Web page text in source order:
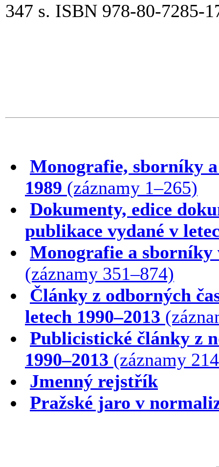
347 s. ISBN 978-80-7285-
Monografie, sborníky
1989 (záznamy 1–265)
Dokumenty, edice
publikace vydané v
Monografie a sborníky
(záznamy 351–874)
Články z odborných
letech 1990–2013
Publicistické články z
1990–2013 (záznamy
Jmenný rejstřík
Pražské jaro v